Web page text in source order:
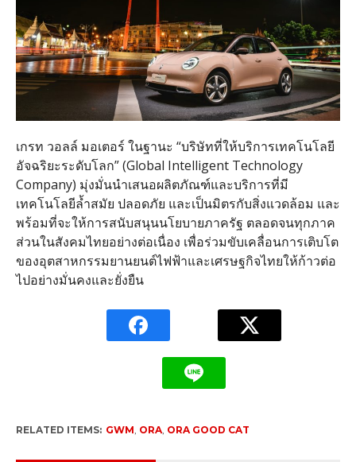
เกรท วอลล์ มอเตอร์ ในฐานะ “บริษัทที่ให้บริการเทคโนโลยี
อัจฉริยะระดับโลก” (Global Intelligent Technology
Company) มุ่งมั่นนำเสนอผลิตภัณฑ์และบริการที่มี
เทคโนโลยีล้ำสมัย ปลอดภัย และเป็นมิตรกับสิ่งแวดล้อม และ
พร้อมที่จะให้การสนับสนุนนโยบายภาครัฐ ตลอดจนทุกภาค
ส่วนในสังคมไทยอย่างต่อเนื่อง เพื่อร่วมขับเคลื่อนการเติบโต
ของอุตสาหกรรมยานยนต์ไฟฟ้าและเศรษฐกิจไทยให้ก้าวต่อ
ไปอย่างมั่นคงและยั่งยืน
RELATED ITEMS: GWM, ORA, ORA GOOD CAT